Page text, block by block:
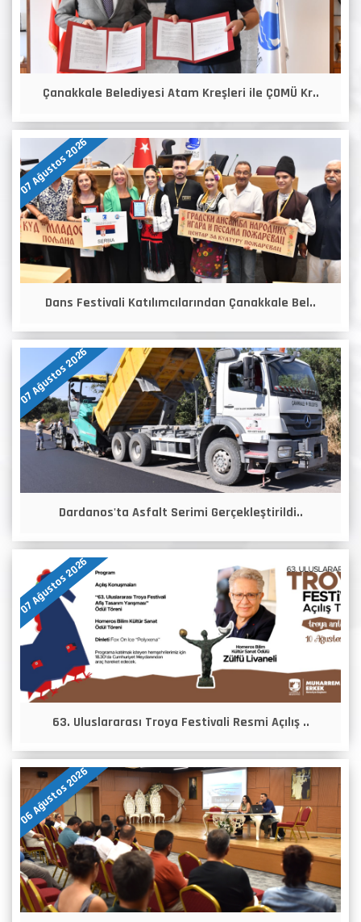
Çanakkale Belediyesi Atam Kreşleri ile ÇOMÜ Kr..
07 Ağustos 2026
Dans Festivali Katılımcılarından Çanakkale Bel..
07 Ağustos 2026
Dardanos'ta Asfalt Serimi Gerçekleştirildi..
07 Ağustos 2026
63. Uluslararası Troya Festivali Resmi Açılış ..
06 Ağustos 2026